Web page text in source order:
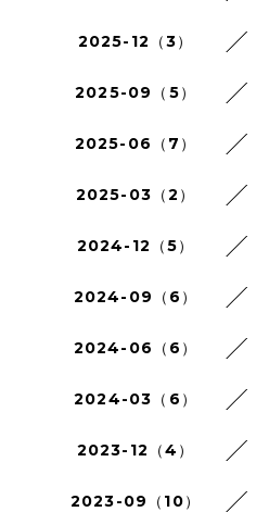
2025-12（3）
2025-09（5）
2025-06（7）
2025-03（2）
2024-12（5）
2024-09（6）
2024-06（6）
2024-03（6）
2023-12（4）
2023-09（10）